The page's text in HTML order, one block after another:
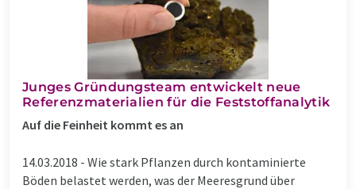
Junges Gründungsteam entwickelt neue
Referenzmaterialien für die Feststoffanalytik
Auf die Feinheit kommt es an
14.03.2018 - Wie stark Pflanzen durch kontaminierte
Böden belastet werden, was der Meeresgrund über